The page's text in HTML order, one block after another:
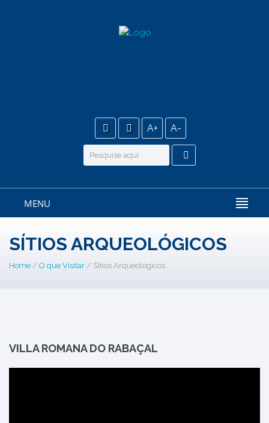
A+ A-
MENU
SÍTIOS ARQUEOLÓGICOS
Home / O que Visitar / Sítios Arqueológicos
VILLA ROMANA DO RABAÇAL